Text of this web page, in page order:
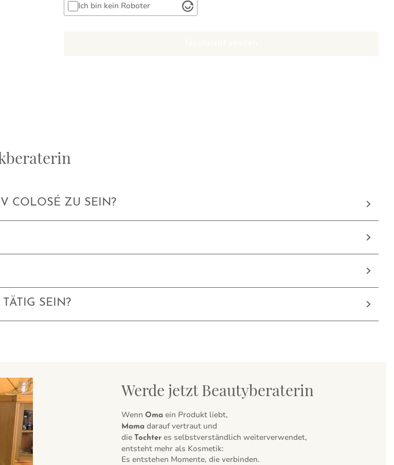
Ich bin kein Roboter
COLOSÉ ZU SEIN?
SEIN?
Werde jetzt Beautyberaterin
Wenn Oma ein Produkt liebt,
Mama darauf vertraut und
die Tochteres selbstverständlich weiterverwendet,
entsteht mehr als Kosmetik:
Es entstehen Momente, die verbinden.